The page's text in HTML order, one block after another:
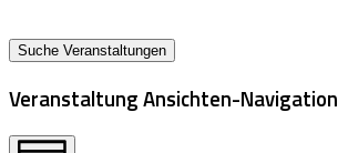
Suche Veranstaltungen
Veranstaltung Ansichten-Navigation